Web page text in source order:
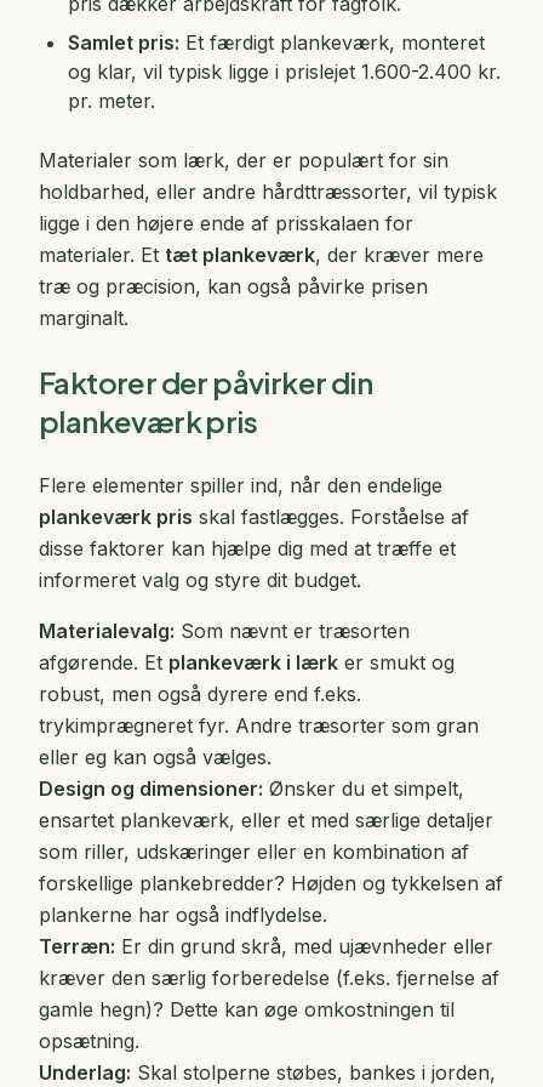
Samlet pris: Et færdigt plankeværk, monteret
og klar, vil typisk ligge i prislejet 1.600-2.400 kr.
pr. meter.
Materialer som lærk, der er populært for sin
holdbarhed, eller andre hårdttræssorter, vil typisk
ligge i den højere ende af prisskalaen for
materialer. Et tæt plankeværk, der kræver mere
træ og præcision, kan også påvirke prisen
marginalt.
Faktorer der påvirker din
plankeværk pris
Flere elementer spiller ind, når den endelige
plankeværk pris skal fastlægges. Forståelse af
disse faktorer kan hjælpe dig med at træffe et
informeret valg og styre dit budget.
Materialevalg: Som nævnt er træsorten
afgørende. Et plankeværk i lærk er smukt og
robust, men også dyrere end f.eks.
trykimprægneret fyr. Andre træsorter som gran
eller eg kan også vælges.
Design og dimensioner: Ønsker du et simpelt,
ensartet plankeværk, eller et med særlige detaljer
som riller, udskæringer eller en kombination af
forskellige plankebredder? Højden og tykkelsen af
plankerne har også indflydelse.
Terræn: Er din grund skrå, med ujævnheder eller
kræver den særlig forberedelse (f.eks. fjernelse af
gamle hegn)? Dette kan øge omkostningen til
opsætning.
Underlag: Skal stolperne støbes, bankes i jorden,